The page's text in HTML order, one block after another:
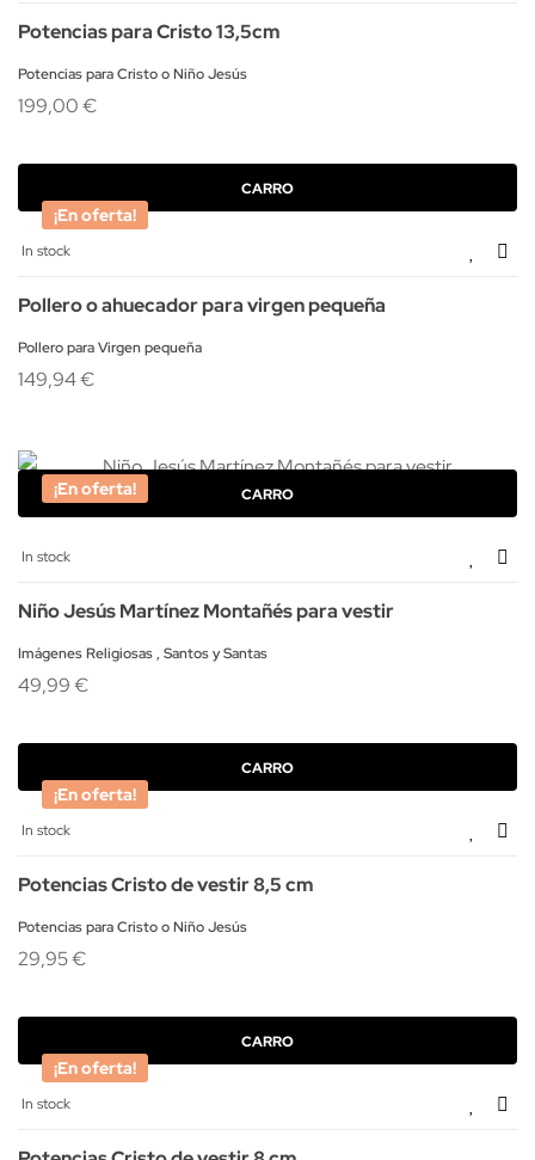
Potencias para Cristo 13,5cm
Potencias para Cristo o Niño Jesús
199,00 €
¡En oferta!
CARRO
In stock
Pollero o ahuecador para virgen pequeña
Pollero para Virgen pequeña
149,94 €
¡En oferta! CARRO
In stock
Niño Jesús Martínez Montañés para vestir
Imágenes Religiosas , Santos y Santas
49,99 €
¡En oferta!
CARRO
In stock
Potencias Cristo de vestir 8,5 cm
Potencias para Cristo o Niño Jesús
29,95 €
¡En oferta!
CARRO
In stock